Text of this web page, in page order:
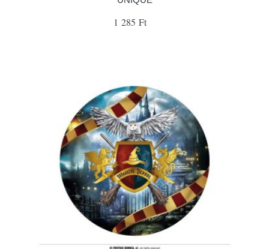
1 285 Ft